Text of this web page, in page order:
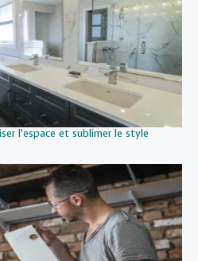
l’espace et sublimer le style